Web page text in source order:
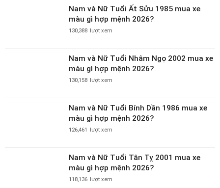
Nam và Nữ Tuổi Ất Sửu 1985 mua xe
màu gì hợp mệnh 2026?
130,388 lượt xem
Nam và Nữ Tuổi Nhâm Ngọ 2002 mua xe
màu gì hợp mệnh 2026?
130,158 lượt xem
Nam và Nữ Tuổi Bính Dần 1986 mua xe
màu gì hợp mệnh 2026?
126,461 lượt xem
Nam và Nữ Tuổi Tân Tỵ 2001 mua xe
màu gì hợp mệnh 2026?
118,136 lượt xem